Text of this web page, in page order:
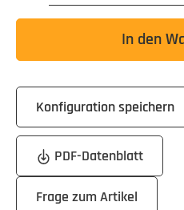
In den
Konfiguration speichern
PDF-Datenblatt
Frage zum Artikel